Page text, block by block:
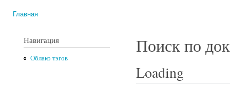
Главная
Навигация
Облако тэгов
Поиск по
Loading